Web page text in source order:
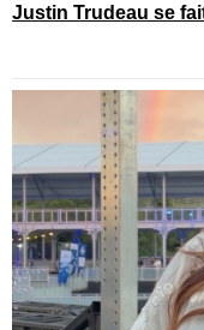
Justin Trudeau se